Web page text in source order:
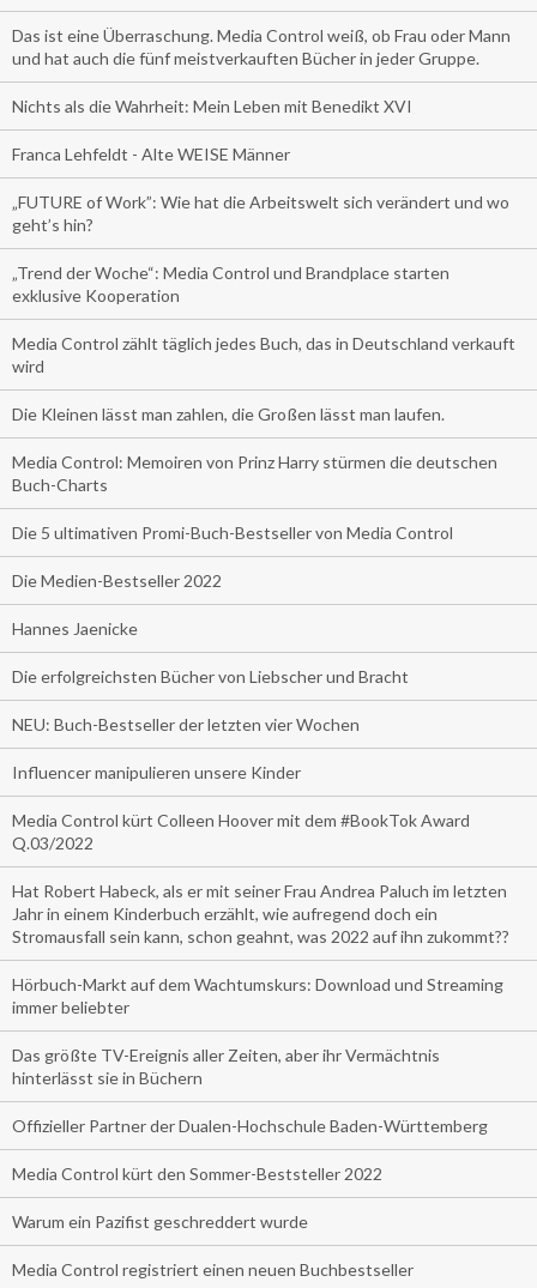
Das ist eine Überraschung. Media Control weiß, ob Frau oder Mann
und hat auch die fünf meistverkauften Bücher in jeder Gruppe.
Nichts als die Wahrheit: Mein Leben mit Benedikt XVI
Franca Lehfeldt - Alte WEISE Männer
„FUTURE of Work”: Wie hat die Arbeitswelt sich verändert und wo
geht’s hin?
„Trend der Woche“: Media Control und Brandplace starten
exklusive Kooperation
Media Control zählt täglich jedes Buch, das in Deutschland verkauft
wird
Die Kleinen lässt man zahlen, die Großen lässt man laufen.
Media Control: Memoiren von Prinz Harry stürmen die deutschen
Buch-Charts
Die 5 ultimativen Promi-Buch-Bestseller von Media Control
Die Medien-Bestseller 2022
Hannes Jaenicke
Die erfolgreichsten Bücher von Liebscher und Bracht
NEU: Buch-Bestseller der letzten vier Wochen
Influencer manipulieren unsere Kinder
Media Control kürt Colleen Hoover mit dem #BookTok Award
Q.03/2022
Hat Robert Habeck, als er mit seiner Frau Andrea Paluch im letzten
Jahr in einem Kinderbuch erzählt, wie aufregend doch ein
Stromausfall sein kann, schon geahnt, was 2022 auf ihn zukommt??
Hörbuch-Markt auf dem Wachtumskurs: Download und Streaming
immer beliebter
Das größte TV-Ereignis aller Zeiten, aber ihr Vermächtnis
hinterlässt sie in Büchern
Offizieller Partner der Dualen-Hochschule Baden-Württemberg
Media Control kürt den Sommer-Beststeller 2022
Warum ein Pazifist geschreddert wurde
Media Control registriert einen neuen Buchbestseller